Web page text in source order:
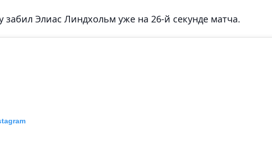
Элиас Линдхольм уже на 26-й секунде матча.